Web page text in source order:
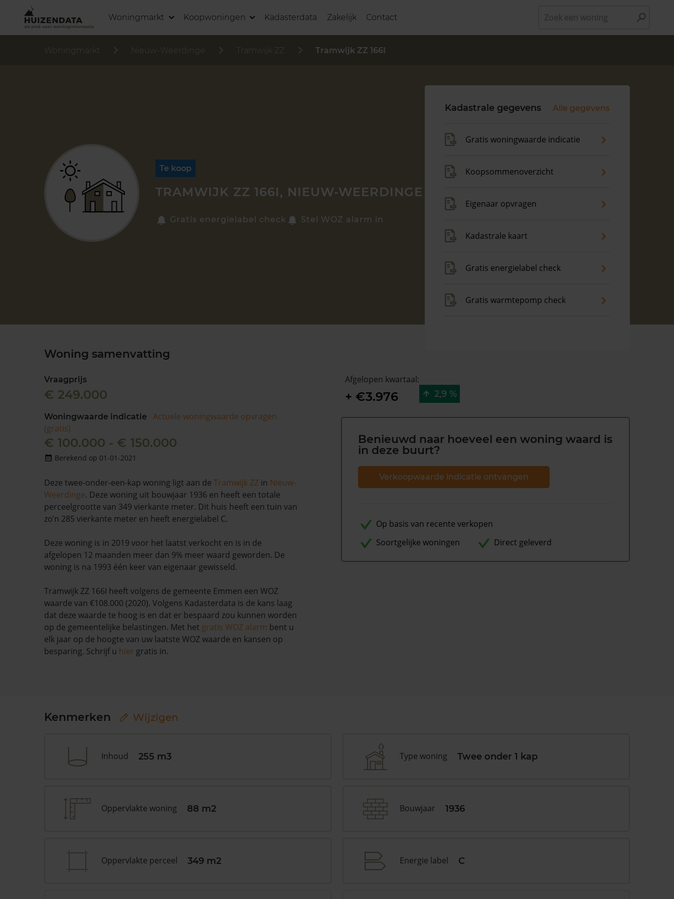
Woningmarkt Koopwoningen Kadasterdata Zakelijk Contact
Woningmarkt Nieuw-Weerdinge Tramwijk ZZ Tramwijk ZZ 166I
Te koop
TRAMWIJK ZZ 166I, NIEUW-WEERDINGE
Gratis energielabel check Stel WOZ alarm in
Kadastrale gegevens Alle gegevens
Gratis woningwaarde indicatie
Koopsommenoverzicht
Eigenaar opvragen
Kadastrale kaart
Gratis energielabel check
Gratis warmtepomp check
Woning samenvatting
Vraagprijs
€ 249.000
Woningwaarde indicatie
Actuele woningwaarde opvragen
(gratis)
€ 100.000 - € 150.000
Berekend op 01-01-2021
Deze twee-onder-een-kap woning ligt aan de Tramwijk ZZ in Nieuw-
Weerdinge. Deze woning uit bouwjaar 1936 en heeft een totale
perceelgrootte van 349 vierkante meter. Dit huis heeft een tuin van
zo’n 285 vierkante meter en heeft energielabel C.
Deze woning is in 2019 voor het laatst verkocht en is in de
afgelopen 12 maanden meer dan 9% meer waard geworden. De
woning is na 1993 één keer van eigenaar gewisseld.
Tramwijk ZZ 166I heeft volgens de gemeente Emmen een WOZ
waarde van €108.000 (2020). Volgens Kadasterdata is de kans laag
dat deze waarde te hoog is en dat er bespaard zou kunnen worden
op de gemeentelijke belastingen. Met het gratis WOZ alarm bent u
elk jaar op de hoogte van uw laatste WOZ waarde en kansen op
besparing. Schrijf u hier gratis in.
Afgelopen kwartaal:
+ €3.976 2,9 %
Benieuwd naar hoeveel een woning waard is
in deze buurt?
Verkoopwaarde indicatie ontvangen
Op basis van recente verkopen
Soortgelijke woningen
Direct geleverd
Kenmerken Wijzigen
Inhoud 255 m3 Type woning Twee onder 1 kap
Oppervlakte woning 88 m2 Bouwjaar 1936
Oppervlakte perceel 349 m2 Energie label C